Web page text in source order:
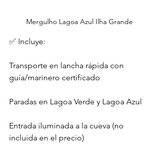
Mergulho Lagoa Azul Ilha Grande
✅ Incluye:
Transporte en lancha rápida con
guía/marinero certificado
Paradas en Lagoa Verde y Lagoa Azul
Entrada iluminada a la cueva (no
incluida en el precio)